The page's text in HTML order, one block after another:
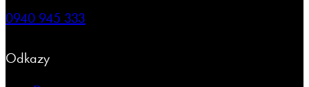
0940 945 333
Odkazy